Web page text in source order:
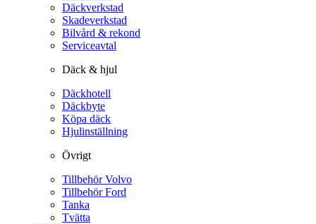
Däckverkstad
Skadeverkstad
Bilvård & rekond
Serviceavtal
Däck & hjul
Däckhotell
Däckbyte
Köpa däck
Hjulinställning
Övrigt
Tillbehör Volvo
Tillbehör Ford
Tanka
Tvätta